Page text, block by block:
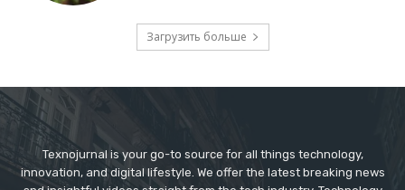
Загрузить больше
Texnojurnal is your go-to source for all things technology,
innovation, and digital lifestyle. We offer the latest breaking news